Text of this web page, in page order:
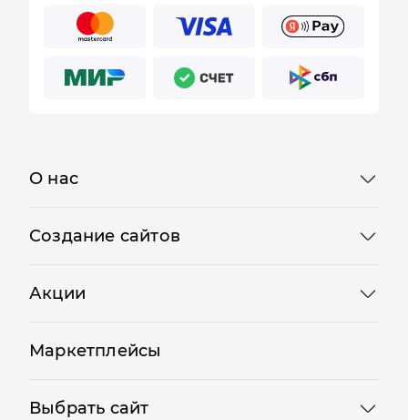
О нас
Создание сайтов
Акции
Маркетплейсы
Выбрать сайт